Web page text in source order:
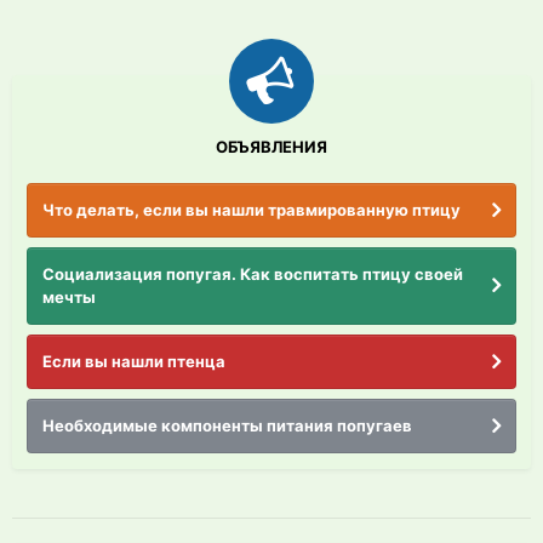
ОБЪЯВЛЕНИЯ
Что делать, если вы нашли травмированную птицу
Социализация попугая. Как воспитать птицу своей
мечты
Если вы нашли птенца
Необходимые компоненты питания попугаев